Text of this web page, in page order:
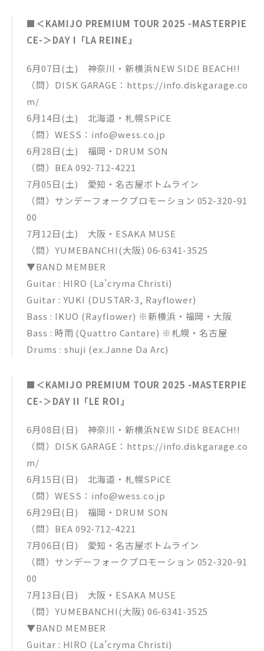
■＜KAMIJO PREMIUM TOUR 2025 -MASTERPIE
CE-＞DAY I「LA REINE」
6月07日(土) 神奈川・新横浜NEW SIDE BEACH!!
（問）DISK GARAGE：https://info.diskgarage.co
m/
6月14日(土) 北海道・札幌SPiCE
（問）WESS：info@wess.co.jp
6月28日(土) 福岡・DRUM SON
（問）BEA 092-712-4221
7月05日(土) 愛知・名古屋ボトムライン
（問）サンデーフォークプロモーション 052-320-91
00
7月12日(土) 大阪・ESAKA MUSE
（問）YUMEBANCHI(大阪) 06-6341-3525
▼BAND MEMBER
Guitar : HIRO (La’cryma Christi)
Guitar : YUKI (DUSTAR-3, Rayflower)
Bass : IKUO (Rayflower) ※新横浜・福岡・大阪
Bass : 時雨 (Quattro Cantare) ※札幌・名古屋
Drums : shuji (ex.Janne Da Arc)
■＜KAMIJO PREMIUM TOUR 2025 -MASTERPIE
CE-＞DAY II「LE ROI」
6月08日(日) 神奈川・新横浜NEW SIDE BEACH!!
（問）DISK GARAGE：https://info.diskgarage.co
m/
6月15日(日) 北海道・札幌SPiCE
（問）WESS：info@wess.co.jp
6月29日(日) 福岡・DRUM SON
（問）BEA 092-712-4221
7月06日(日) 愛知・名古屋ボトムライン
（問）サンデーフォークプロモーション 052-320-91
00
7月13日(日) 大阪・ESAKA MUSE
（問）YUMEBANCHI(大阪) 06-6341-3525
▼BAND MEMBER
Guitar : HIRO (La’cryma Christi)